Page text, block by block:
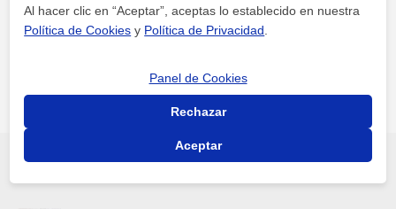
marcar una gran diferencia en el éxito académico y profesional.
En este artículo, exploraremos diversas herramientas y métodos
Continuar leyendo »
Lo más leído en el Blog
Al hacer clic en “Aceptar”, aceptas lo establecido en nuestra
Política de Cookies y Política de Privacidad
Panel de Cookies
Rechazar
Aceptar